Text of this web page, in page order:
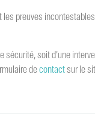
les preuves
soit d’une
decontactsur le